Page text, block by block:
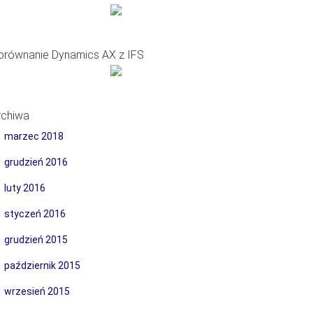
Dynamics AX z IFS
marzec 2018
grudzień 2016
luty 2016
styczeń 2016
grudzień 2015
październik 2015
wrzesień 2015